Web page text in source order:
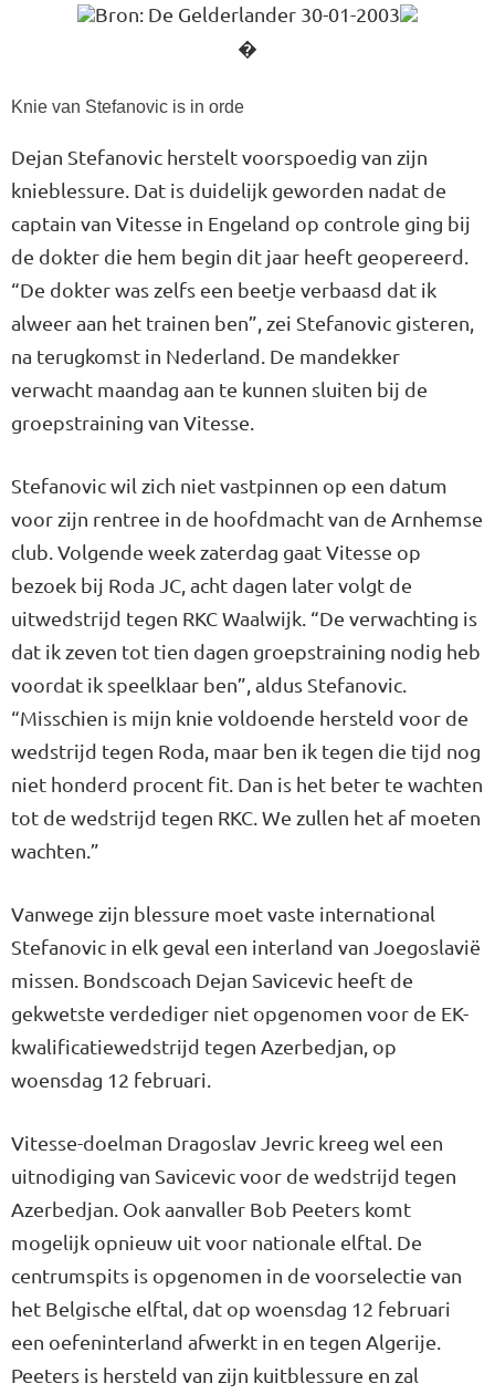
Bron: De Gelderlander 30-01-2003
�
Knie van Stefanovic is in orde
Dejan Stefanovic herstelt voorspoedig van zijn
knieblessure. Dat is duidelijk geworden nadat de
captain van Vitesse in Engeland op controle ging bij
de dokter die hem begin dit jaar heeft geopereerd.
“De dokter was zelfs een beetje verbaasd dat ik
alweer aan het trainen ben”, zei Stefanovic gisteren,
na terugkomst in Nederland. De mandekker
verwacht maandag aan te kunnen sluiten bij de
groepstraining van Vitesse.
Stefanovic wil zich niet vastpinnen op een datum
voor zijn rentree in de hoofdmacht van de Arnhemse
club. Volgende week zaterdag gaat Vitesse op
bezoek bij Roda JC, acht dagen later volgt de
uitwedstrijd tegen RKC Waalwijk. “De verwachting is
dat ik zeven tot tien dagen groepstraining nodig heb
voordat ik speelklaar ben”, aldus Stefanovic.
“Misschien is mijn knie voldoende hersteld voor de
wedstrijd tegen Roda, maar ben ik tegen die tijd nog
niet honderd procent fit. Dan is het beter te wachten
tot de wedstrijd tegen RKC. We zullen het af moeten
wachten.”
Vanwege zijn blessure moet vaste international
Stefanovic in elk geval een interland van Joegoslavië
missen. Bondscoach Dejan Savicevic heeft de
gekwetste verdediger niet opgenomen voor de EK-
kwalificatiewedstrijd tegen Azerbedjan, op
woensdag 12 februari.
Vitesse-doelman Dragoslav Jevric kreeg wel een
uitnodiging van Savicevic voor de wedstrijd tegen
Azerbedjan. Ook aanvaller Bob Peeters komt
mogelijk opnieuw uit voor nationale elftal. De
centrumspits is opgenomen in de voorselectie van
het Belgische elftal, dat op woensdag 12 februari
een oefeninterland afwerkt in en tegen Algerije.
Peeters is hersteld van zijn kuitblessure en zal